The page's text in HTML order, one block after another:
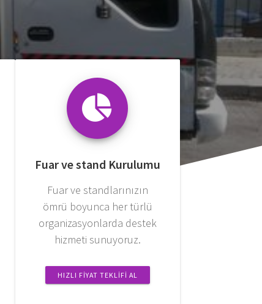
Fuar ve stand Kurulumu
Fuar ve standlarınızın
ömrü boyunca her türlü
organizasyonlarda destek
hizmeti sunuyoruz.
HIZLI FIYAT TEKLIFI AL